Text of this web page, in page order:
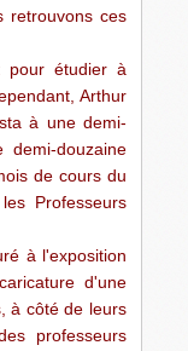
retrouvons ces
pour étudier à
Arthur
à une demi-
douzaine
de cours du
Professeurs
à l'exposition
d'une
à côté de leurs
professeurs